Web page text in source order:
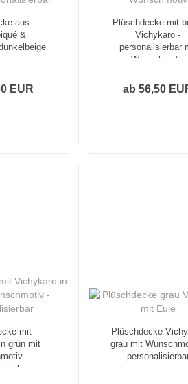
aus
&
cm -
EUR
Plüschdecke mit
Vichykaro -
personalisierbar
Wunschmotiv
ab 56,50
mit
grün mit
-
Plüschdecke
grau mit